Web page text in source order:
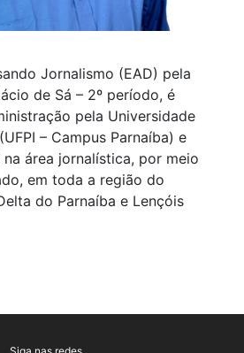
Jornalismo (EAD) pela
de Sá – 2º período, é
pela Universidade
– Campus Parnaíba) e
área jornalística, por meio
em toda a região do
do Parnaíba e Lençóis